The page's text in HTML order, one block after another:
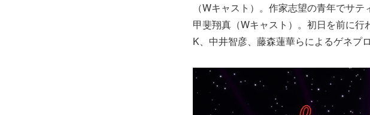
（Wキャスト）。作家志望の青年でサ
甲斐翔真（Wキャスト）。初日を前に行
K、中井智彦、藤森蓮華らによるゲネプ